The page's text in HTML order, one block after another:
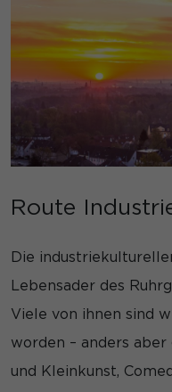
Route
Die
Lebensader des
Viele von ihnen sind
worden – anders
und Kleinkunst,